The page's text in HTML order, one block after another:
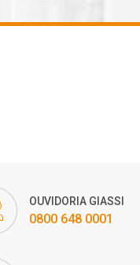
OUVIDORIA GIASSI
0800 648 0001